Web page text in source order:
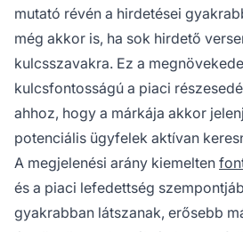
mutató révén a hirdetései
még akkor is, ha sok hirdető
kulcsszavakra. Ez a
kulcsfontosságú a piaci
ahhoz, hogy a márkája akkor
potenciális ügyfelek aktívan
A megjelenési arány kiemelten
és a piaci lefedettség
gyakrabban látszanak, erősebb